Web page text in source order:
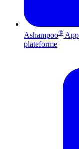
Ashampoo® App
plateforme